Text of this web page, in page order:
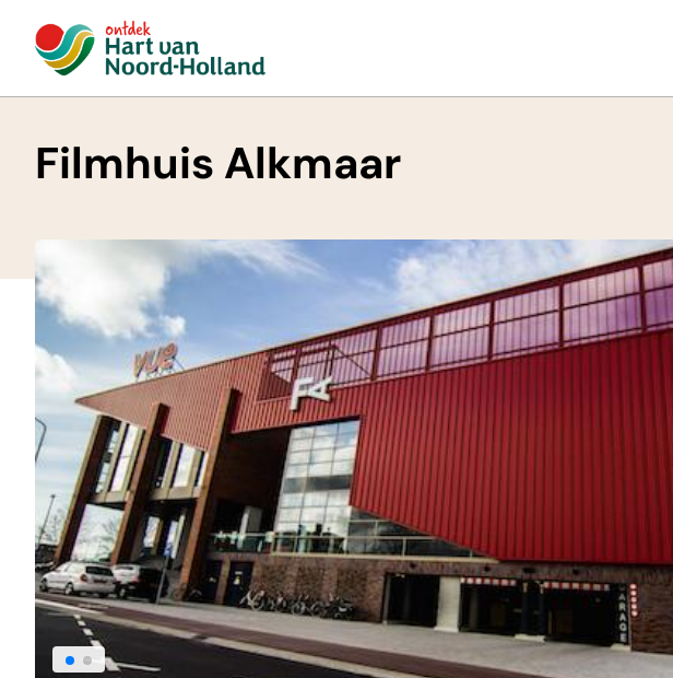
Filmhuis Alkmaar